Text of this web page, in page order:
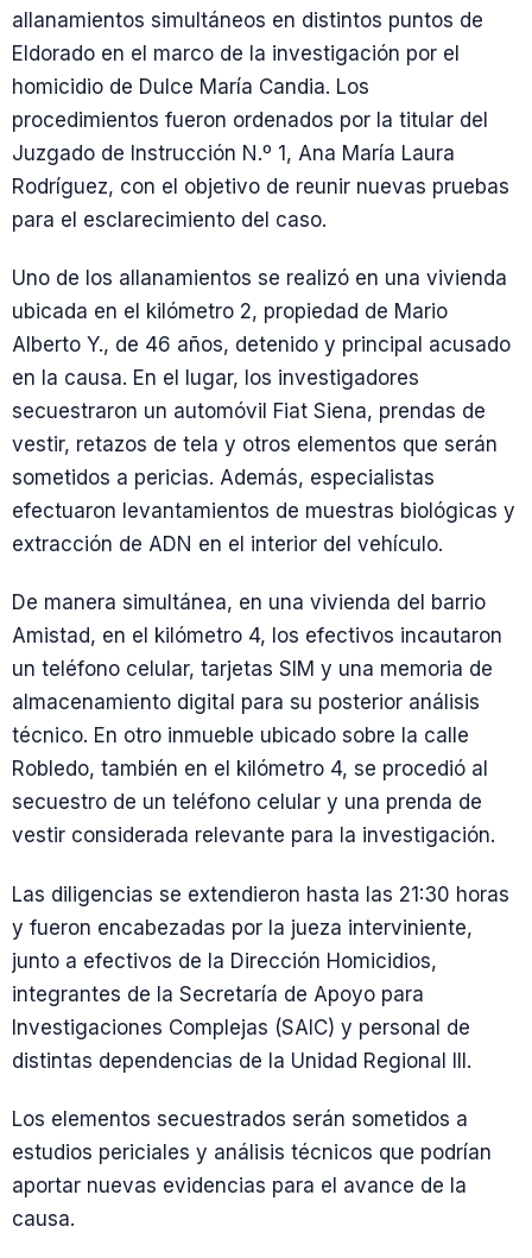
allanamientos simultáneos en distintos puntos de
Eldorado en el marco de la investigación por el
homicidio de Dulce María Candia. Los
procedimientos fueron ordenados por la titular del
Juzgado de Instrucción N.º 1, Ana María Laura
Rodríguez, con el objetivo de reunir nuevas pruebas
para el esclarecimiento del caso.
Uno de los allanamientos se realizó en una vivienda
ubicada en el kilómetro 2, propiedad de Mario
Alberto Y., de 46 años, detenido y principal acusado
en la causa. En el lugar, los investigadores
secuestraron un automóvil Fiat Siena, prendas de
vestir, retazos de tela y otros elementos que serán
sometidos a pericias. Además, especialistas
efectuaron levantamientos de muestras biológicas y
extracción de ADN en el interior del vehículo.
De manera simultánea, en una vivienda del barrio
Amistad, en el kilómetro 4, los efectivos incautaron
un teléfono celular, tarjetas SIM y una memoria de
almacenamiento digital para su posterior análisis
técnico. En otro inmueble ubicado sobre la calle
Robledo, también en el kilómetro 4, se procedió al
secuestro de un teléfono celular y una prenda de
vestir considerada relevante para la investigación.
Las diligencias se extendieron hasta las 21:30 horas
y fueron encabezadas por la jueza interviniente,
junto a efectivos de la Dirección Homicidios,
integrantes de la Secretaría de Apoyo para
Investigaciones Complejas (SAIC) y personal de
distintas dependencias de la Unidad Regional III.
Los elementos secuestrados serán sometidos a
estudios periciales y análisis técnicos que podrían
aportar nuevas evidencias para el avance de la
causa.